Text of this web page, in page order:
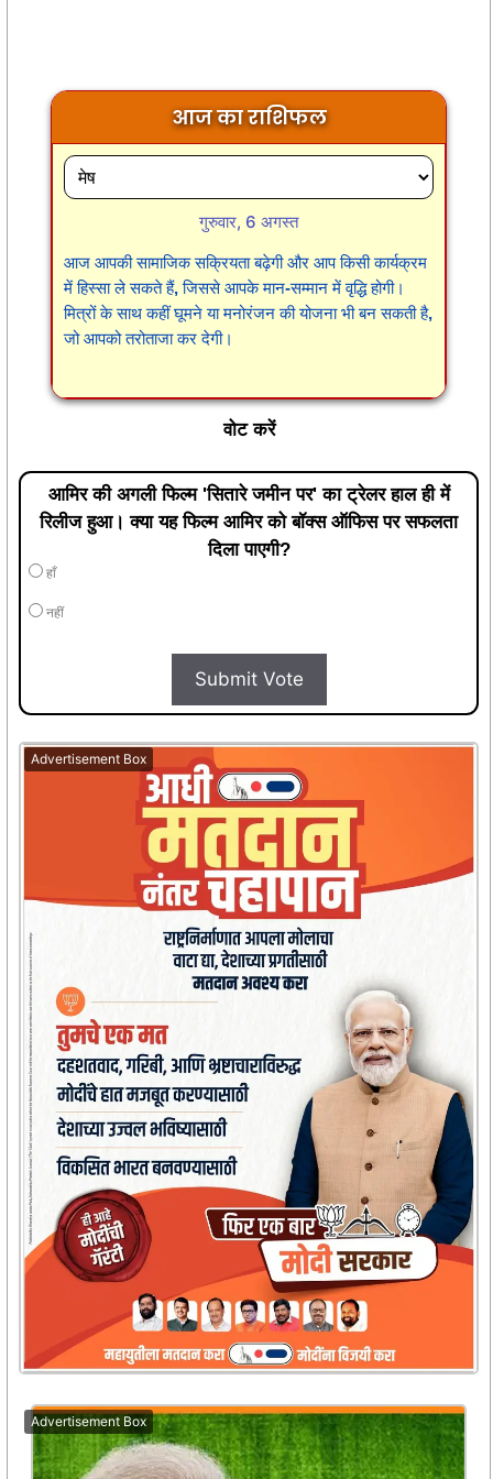
आज का राशिफल
गुरुवार, 6 अगस्त
आज आपकी सामाजिक सक्रियता बढ़ेगी और आप किसी कार्यक्रम
में हिस्सा ले सकते हैं, जिससे आपके मान-सम्मान में वृद्धि होगी।
मित्रों के साथ कहीं घूमने या मनोरंजन की योजना भी बन सकती है,
जो आपको तरोताजा कर देगी।
वोट करें
आमिर की अगली फिल्म 'सितारे जमीन पर' का ट्रेलर हाल ही में
रिलीज हुआ। क्या यह फिल्म आमिर को बॉक्स ऑफिस पर सफलता
दिला पाएगी?
हाँ
नहीं
Submit Vote
Advertisement Box
Advertisement Box